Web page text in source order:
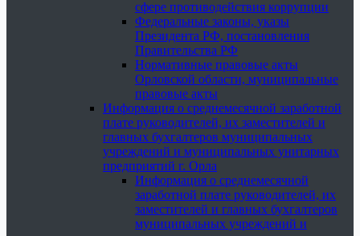
сфере противодействия коррупции
Федеральные законы, указы
Президента РФ, постановления
Правительства РФ
Нормативные правовые акты
Орловской области, муниципальные
правовые акты
Информация о среднемесячной заработной
плате руководителей, их заместителей и
главных бухгалтеров муниципальных
учреждений и муниципальных унитарных
предприятий г. Орла
Информация о среднемесячной
заработной плате руководителей, их
заместителей и главных бухгалтеров
муниципальных учреждений и